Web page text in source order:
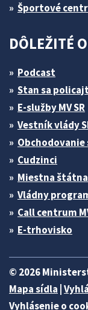
Športové
DÔLEŽITÉ
Podcast
Stan sa
E-služby MV SR
Vestník vlády
Cudzinci
Miestna
Vládny
Call centrum
E-trhovisko
© 2026
Mapa sídla
Vyhlásenie o